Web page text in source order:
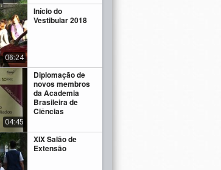
Início do
Vestibular 2018
06:24
Diplomação de
novos membros
da Academia
Brasileira de
Ciências
04:45
XIX Salão de
Extensão